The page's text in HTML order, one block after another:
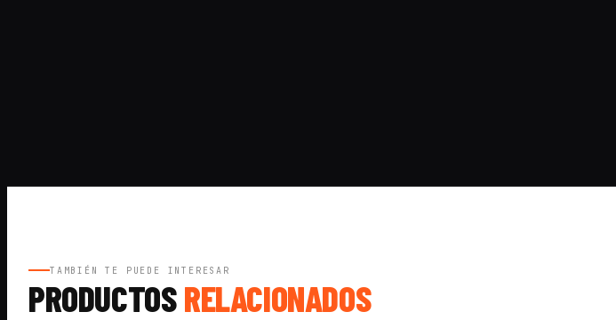
TAMBIÉN TE PUEDE INTERESAR
PRODUCTOSRELACIONADOS